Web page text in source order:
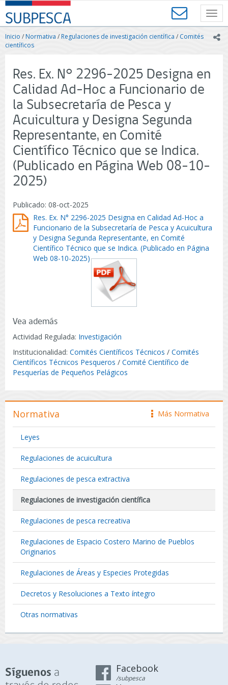
Contenido
principal
SUBPESCA
-
Subsecretaría
de
Acuicultura
Gobierno
de
Chile
Inicio /Normativa / Regulaciones de investigación científica / Comités
científicos
Res. Ex. N° 2296-2025 Designa en
Calidad Ad-Hoc a Funcionario de
la Subsecretaría de Pesca y
Acuicultura y Designa Segunda
Representante, en Comité
Científico Técnico que se Indica.
(Publicado en Página Web 08-10-
2025)
Publicado: 08-oct-2025
Res. Ex. N° 2296-2025 Designa en Calidad Ad-Hoc a
Funcionario de la Subsecretaría de Pesca y Acuicultura
y Designa Segunda Representante, en Comité
Científico Técnico que se Indica. (Publicado en Página
Web 08-10-2025)
Vea además
Actividad Regulada: Investigación
Institucionalidad: Comités Científicos Técnicos / Comités
Científicos Técnicos Pesqueros / Comité Científico de
Pesquerías de Pequeños Pelágicos
icono
Más Normativa
Normativa
Leyes
Regulaciones de acuicultura
Regulaciones de pesca extractiva
Regulaciones de investigación científica
Regulaciones de pesca recreativa
Regulaciones de Espacio Costero Marino de Pueblos
Originarios
Regulaciones de Áreas y Especies Protegidas
Decretos y Resoluciones a Texto íntegro
Otras normativas
Síguenos a
Facebook
/subpesca